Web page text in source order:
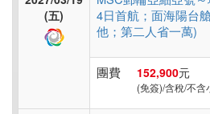
(五)
4日首航；面海陽台
他；第二人省一萬)
團費 152,900元
(免簽)/含稅/不含